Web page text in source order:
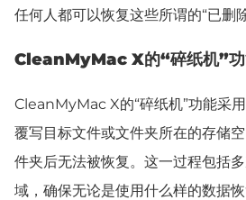
任何人都可以恢复这些所谓的“已删除
CleanMyMac X的“碎纸机”功
CleanMyMac X的“碎纸机”功能采
覆写目标文件或文件夹所在的存储
件夹后无法被恢复。这一过程包括
域，确保无论是使用什么样的数据